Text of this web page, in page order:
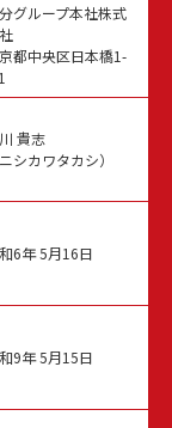
グループ本社株式
都中央区日本橋1-
貴志
ニシカワタカシ）
6年 5月16日
9年 5月15日